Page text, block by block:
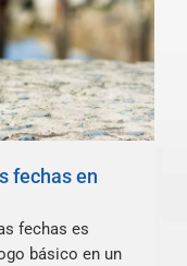
fechas en
fechas es
básico en un